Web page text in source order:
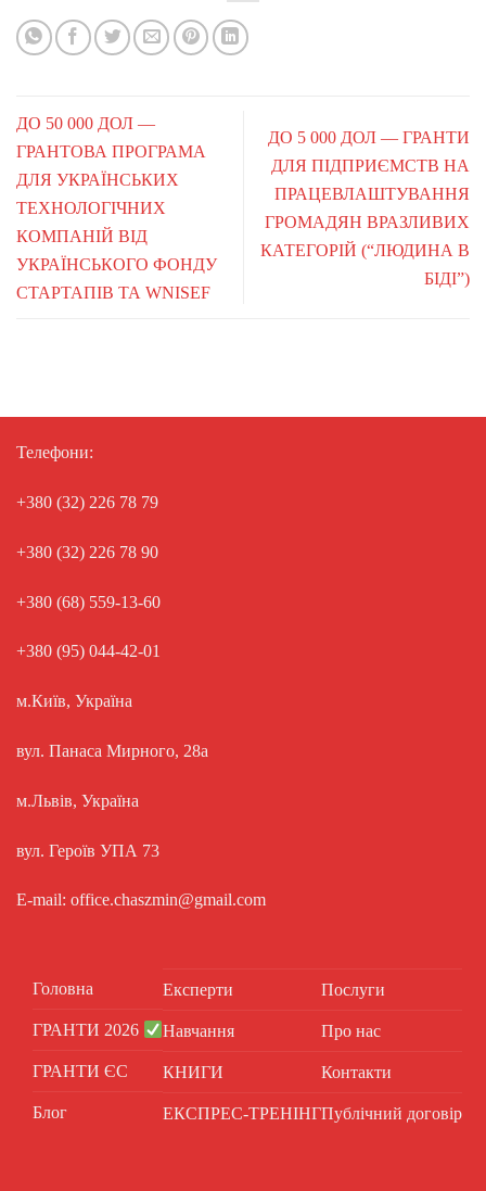
ДО 50 000 ДОЛ —
ГРАНТОВА ПРОГРАМА
ДЛЯ УКРАЇНСЬКИХ
ТЕХНОЛОГІЧНИХ
КОМПАНІЙ ВІД
УКРАЇНСЬКОГО ФОНДУ
СТАРТАПІВ ТА WNISEF
ДО 5 000 ДОЛ — ГРАНТИ
ДЛЯ ПІДПРИЄМСТВ НА
ПРАЦЕВЛАШТУВАННЯ
ГРОМАДЯН ВРАЗЛИВИХ
КАТЕГОРІЙ (“ЛЮДИНА В
БІДІ”)
Телефони:
+380 (32) 226 78 79
+380 (32) 226 78 90
+380 (68) 559-13-60
+380 (95) 044-42-01
м.Київ, Україна
вул. Панаса Мирного, 28а
м.Львів, Україна
вул. Героїв УПА 73
E-mail: office.chaszmin@gmail.com
Головна
ГРАНТИ 2026
ГРАНТИ ЄС
Блог
Експерти
Навчання
КНИГИ
ЕКСПРЕС-ТРЕНІНГ
Послуги
Про нас
Контакти
Публічний договір